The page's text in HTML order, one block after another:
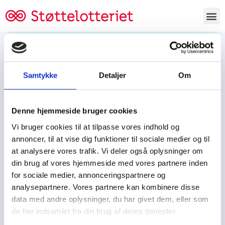
Samtykke Detaljer Om
Denne hjemmeside bruger cookies
Vi bruger cookies til at tilpasse vores indhold og
annoncer, til at vise dig funktioner til sociale medier og til
at analysere vores trafik. Vi deler også oplysninger om
din brug af vores hjemmeside med vores partnere inden
for sociale medier, annonceringspartnere og
analysepartnere. Vores partnere kan kombinere disse
data med andre oplysninger, du har givet dem, eller som
de har indsamlet fra din brug af deres tjenester.
Tjen penge og støt
Tjen penge til:
Spejdere/spejdergruppen/FDF’ere, m.fl.
Kontor
Tjenpengeogstoet.dk
Ejby Industrivej 91
DK – 2600 Glostrup
CVR: 19347508